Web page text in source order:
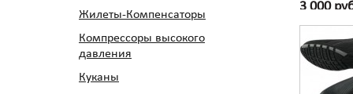
Жилеты-Компенсаторы
Компрессоры высокого
давления
Куканы
3 000